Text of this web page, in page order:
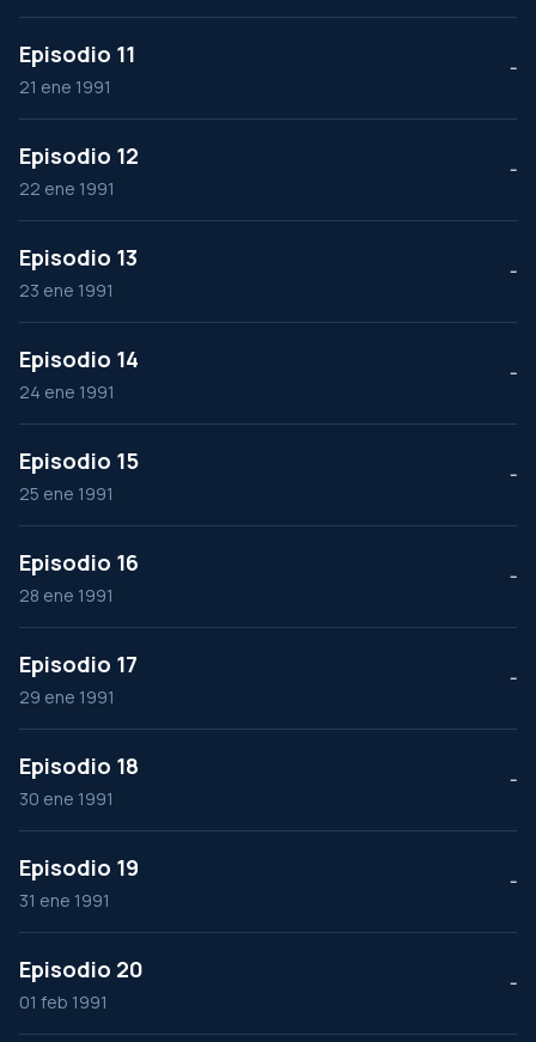
Episodio 11
21 ene 1991
--
Episodio 12
22 ene 1991
--
Episodio 13
23 ene 1991
--
Episodio 14
24 ene 1991
--
Episodio 15
25 ene 1991
--
Episodio 16
28 ene 1991
--
Episodio 17
29 ene 1991
--
Episodio 18
30 ene 1991
--
Episodio 19
31 ene 1991
--
Episodio 20
01 feb 1991
--